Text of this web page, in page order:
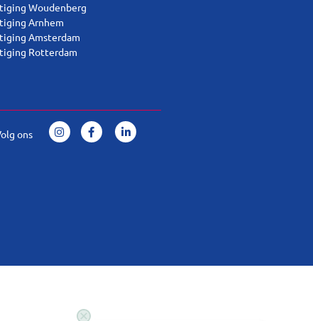
Woudenberg
Arnhem
Amsterdam
Rotterdam
ons